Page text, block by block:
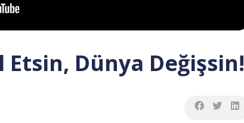
Etsin, Dünya Değişsin!